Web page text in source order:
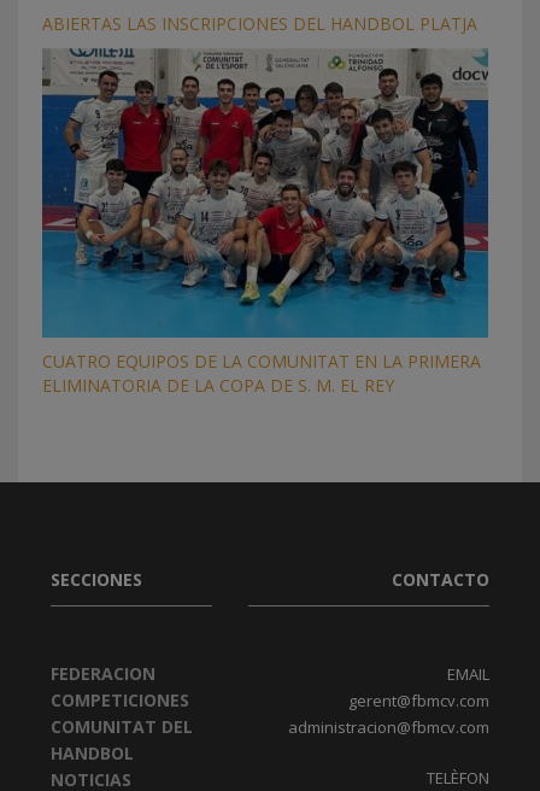
ABIERTAS LAS INSCRIPCIONES DEL HANDBOL PLATJA
CUATRO EQUIPOS DE LA COMUNITAT EN LA PRIMERA
ELIMINATORIA DE LA COPA DE S. M. EL REY
SECCIONES
FEDERACION
COMPETICIONES
COMUNITAT DEL
HANDBOL
NOTICIAS
CONTACTO
EMAIL
gerent@fbmcv.com
administracion@fbmcv.com
TELÈFON